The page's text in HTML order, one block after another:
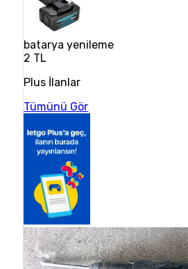
batarya yenileme
2 TL
Plus İlanlar
Tümünü Gör